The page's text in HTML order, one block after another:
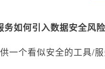
如何引入数据安全风险
一个看似安全的工具/服